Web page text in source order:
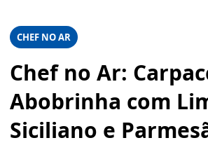
CHEF NO AR
Chef no Ar:
Abobrinha com
Siciliano e